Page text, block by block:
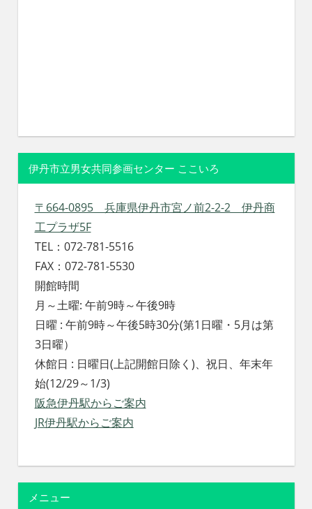
伊丹市立男女共同参画センター ここいろ
〒664-0895 兵庫県伊丹市宮ノ前2-2-2 伊丹商
工プラザ5F
TEL：072-781-5516
FAX：072-781-5530
開館時間
月～土曜: 午前9時～午後9時
日曜 : 午前9時～午後5時30分(第1日曜・5月は第
3日曜）
休館日 : 日曜日(上記開館日除く)、祝日、年末年
始(12/29～1/3)
阪急伊丹駅からご案内
JR伊丹駅からご案内
メニュー